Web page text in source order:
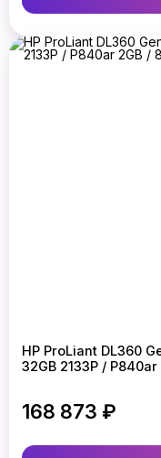
HP ProLiant DL360
32GB 2133P /
168 873 ₽